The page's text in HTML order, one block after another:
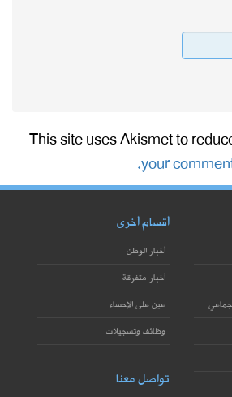
This site uses Akismet to
your
أقسام أخرى
أخبار الوطن
أخبار متفرقة
عين على الإحساء
وظائف وتسجيلات
تواصل معنا